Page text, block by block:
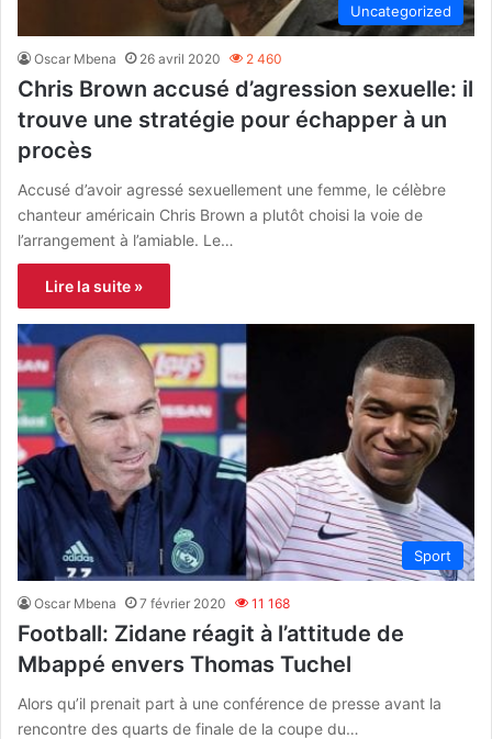
Uncategorized
Oscar Mbena 26 avril 2020 2 460
Chris Brown accusé d’agression sexuelle: il
trouve une stratégie pour échapper à un
procès
Accusé d’avoir agressé sexuellement une femme, le célèbre
chanteur américain Chris Brown a plutôt choisi la voie de
l’arrangement à l’amiable. Le…
Lire la suite »
Sport
Oscar Mbena 7 février 2020 11 168
Football: Zidane réagit à l’attitude de
Mbappé envers Thomas Tuchel
Alors qu’il prenait part à une conférence de presse avant la
rencontre des quarts de finale de la coupe du…